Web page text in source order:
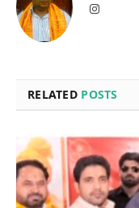
Instagram
RELATED POSTS